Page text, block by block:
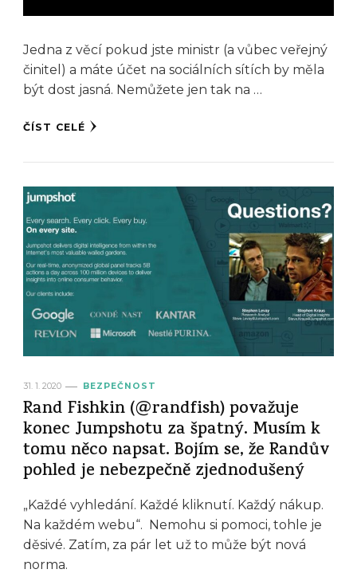
Jedna z věcí pokud jste ministr (a vůbec veřejný
činitel) a máte účet na sociálních sítích by měla
být dost jasná. Nemůžete jen tak na …
ČÍST CELÉ
31. 1. 2020 BEZPEČNOST
Rand Fishkin (@randfish) považuje
konec Jumpshotu za špatný. Musím k
tomu něco napsat. Bojím se, že Randův
pohled je nebezpečně zjednodušený
„Každé vyhledání. Každé kliknutí. Každý nákup.
Na každém webu“. Nemohu si pomoci, tohle je
děsivé. Zatím, za pár let už to může být nová
norma.